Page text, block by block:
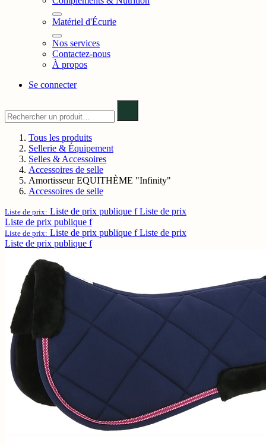
Matériel d'Écurie
Nos services
Contactez-nous
À propos
Se connecter
Tous les produits
Sellerie & Équipement
Selles & Accessoires
Accessoires de selle
Amortisseur EQUITHÈME "Infinity"
Accessoires de selle
Liste de prix: Liste de prix publique f Liste de prix
Liste de prix publique f
Liste de prix: Liste de prix publique f Liste de prix
Liste de prix publique f